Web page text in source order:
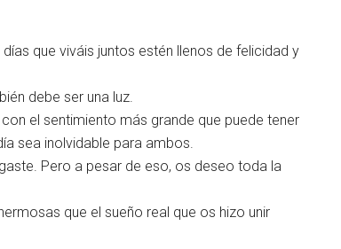
que viváis juntos estén llenos de felicidad y
debe ser una luz.
el sentimiento más grande que puede tener
sea inolvidable para ambos.
Pero a pesar de eso, os deseo toda la
que el sueño real que os hizo unir